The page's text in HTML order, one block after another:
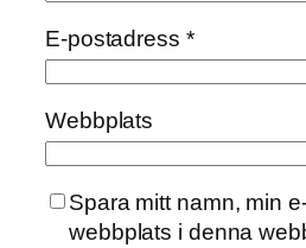
E-postadress *
Webbplats
Spara mitt namn, min
webbplats i denna